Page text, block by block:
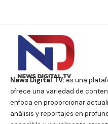
News Digital TV:es una
ofrece una variedad de
enfoca en proporcionar
análisis y reportajes en